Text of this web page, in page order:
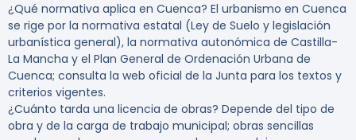
¿Qué normativa aplica en Cuenca? El urbanismo en Cuenca
se rige por la normativa estatal (Ley de Suelo y legislación
urbanística general), la normativa autonómica de Castilla-
La Mancha y el Plan General de Ordenación Urbana de
Cuenca; consulta la web oficial de la Junta para los textos y
criterios vigentes.
¿Cuánto tarda una licencia de obras? Depende del tipo de
obra y de la carga de trabajo municipal; obras sencillas